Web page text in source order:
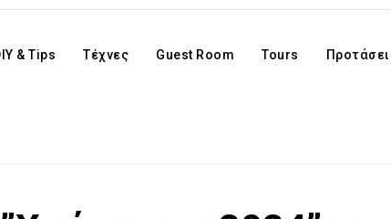
& Tips Τέχνες Guest Room Tours